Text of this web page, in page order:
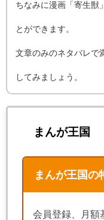
ちなみに漫画「寄生獣
とができます。
文章のみのネタバレで
してみましょう。
まんが王国
まんが王国の
会員登録、月額